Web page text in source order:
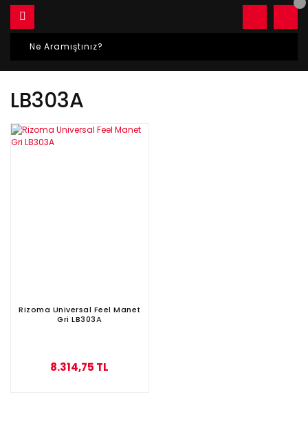
LB303A
Rizoma Universal Feel Manet
Gri LB303A
8.314,75 TL